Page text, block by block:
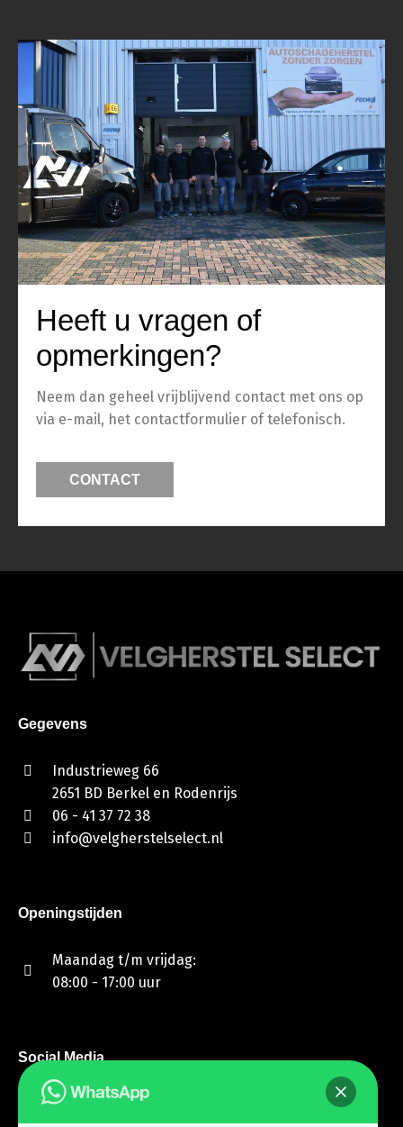
Heeft u vragen of
opmerkingen?
Neem dan geheel vrijblijvend contact met ons op
via e-mail, het contactformulier of telefonisch.
CONTACT
Gegevens
Industrieweg 66
2651 BD Berkel en Rodenrijs
06 - 41 37 72 38
info@velgherstelselect.nl
Openingstijden
Maandag t/m vrijdag:
08:00 - 17:00 uur
Social Media